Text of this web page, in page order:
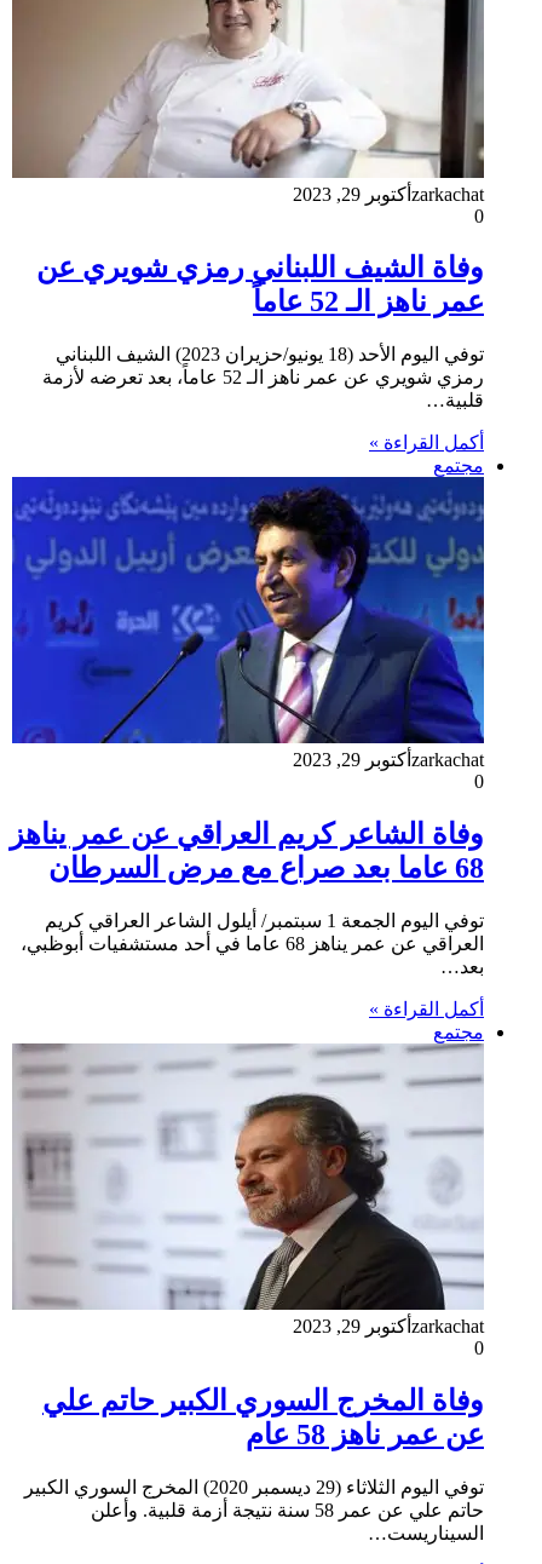
zarkachat أكتوبر 29, 2023
0
وفاة الشيف اللبناني رمزي شويري عن
عمر ناهز الـ 52 عاماً
توفي اليوم الأحد (18 يونيو/حزيران 2023) الشيف اللبناني
رمزي شويري عن عمر ناهز الـ 52 عاماً، بعد تعرضه لأزمة
قلبية…
أكمل القراءة »
مجتمع
zarkachat أكتوبر 29, 2023
0
وفاة الشاعر كريم العراقي عن عمر يناهز
68 عاما بعد صراع مع مرض السرطان
توفي اليوم الجمعة 1 سبتمبر/ أيلول الشاعر العراقي كريم
العراقي عن عمر يناهز 68 عاما في أحد مستشفيات أبوظبي،
بعد…
أكمل القراءة »
مجتمع
zarkachat أكتوبر 29, 2023
0
وفاة المخرج السوري الكبير حاتم علي
عن عمر ناهز 58 عام
توفي اليوم الثلاثاء (29 ديسمبر 2020) المخرج السوري الكبير
حاتم علي عن عمر 58 سنة نتيجة أزمة قلبية. وأعلن
السيناريست…